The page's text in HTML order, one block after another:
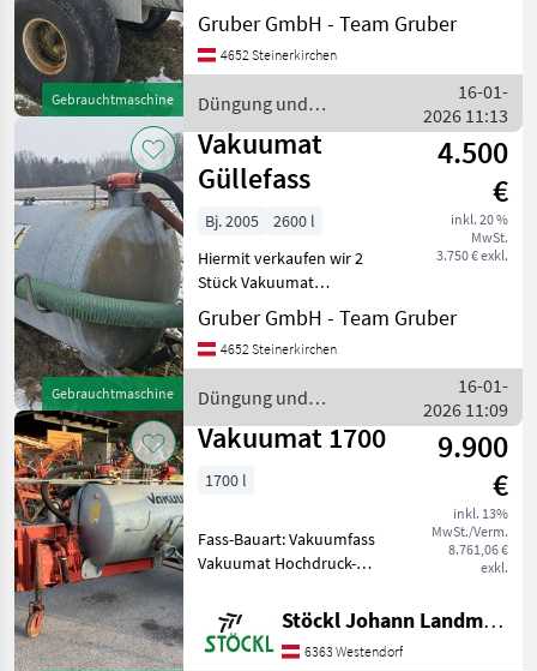
Gebrauchtmaschine
6500 Liter. Düngung und
Beregnung Güllefässer
Gruber GmbH - Team Gruber
4652 Steinerkirchen
Düngung und
Beregnung / Vakuumat
16-01-
2026 11:13
Gebrauchtmaschine
Vakuumat
Güllefass
4.500
€
inkl. 20 %
MwSt.
3.750 € exkl.
Bj. 2005
2600 l
Hiermit verkaufen wir 2
Stück Vakuumat
Güllefässer Beide für 4.500
Euro Düngung und
Beregnung Güllefässer
Gruber GmbH - Team Gruber
4652 Steinerkirchen
Düngung und
Beregnung / Vakuumat
16-01-
2026 11:09
Vakuumat 1700
9.900
€
inkl. 13%
MwSt./Verm.
8.761,06 €
exkl.
1700 l
Fass-Bauart: Vakuumfass
Vakuumat Hochdruck-
hydr. neigbar und
mechanisch drehbar,
Seilzugbremse, Bereifung
Stöckl Johann Landmaschinen GesmbH & Co KG
6363 Westendorf